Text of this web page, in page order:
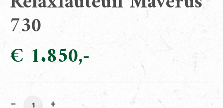
730
€ 1.850
Exclusieve Design Relaxfauteuil Maverus 730 aantal